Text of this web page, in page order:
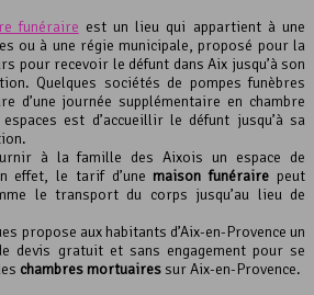
funéraire est un lieu qui appartient à une
ou à une régie municipale, proposé pour la
pour recevoir le défunt dans Aix jusqu’à son
Quelques sociétés de pompes funèbres
d’une journée supplémentaire en chambre
est d’accueillir le défunt jusqu’à sa
à la famille des Aixois un espace de
effet, le tarif d’une maison funéraire peut
le transport du corps jusqu’au lieu de
propose aux habitants d’Aix-en-Provence un
devis gratuit et sans engagement pour se
chambres mortuaires sur Aix-en-Provence.